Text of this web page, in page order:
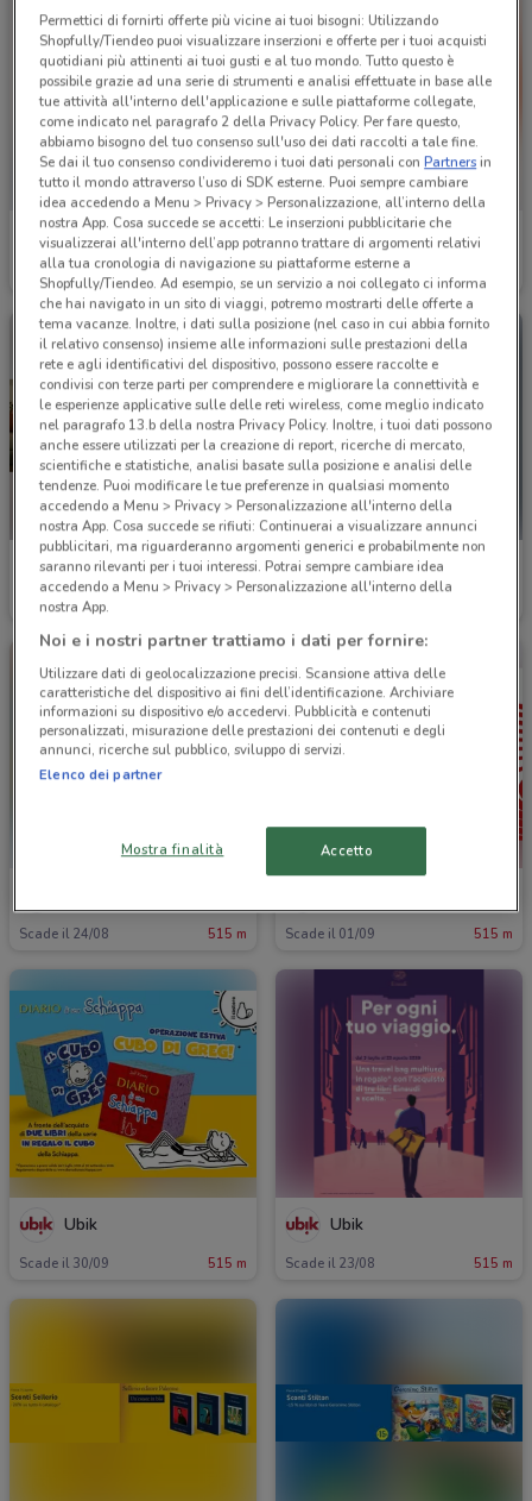
Giunti al Punto
Scade domenica 229 m
Giunti al Punto
Scade domenica
Fastweb
Scade il 27/08
Ubik
Scade il 24/08 515 m Scade il 01/09 515 m
Ubik
Scade il 30/09 515 m
Ubik
Scade il 23/08 515 m
Permettici di fornirti offerte più vicine ai tuoi bisogni: Utilizzando
Shopfully/Tiendeo puoi visualizzare inserzioni e offerte per i tuoi acquisti
quotidiani più attinenti ai tuoi gusti e al tuo mondo. Tutto questo è
possibile grazie ad una serie di strumenti e analisi effettuate in base alle
tue attività all'interno dell'applicazione e sulle piattaforme collegate,
come indicato nel paragrafo 2 della Privacy Policy. Per fare questo,
abbiamo bisogno del tuo consenso sull'uso dei dati raccolti a tale fine.
Se dai il tuo consenso condivideremo i tuoi dati personali conPartnersin
tutto il mondo attraverso l’uso di SDK esterne. Puoi sempre cambiare
idea accedendo a Menu > Privacy > Personalizzazione, all’interno della
nostra App. Cosa succede se accetti: Le inserzioni pubblicitarie che
visualizzerai all'interno dell’app potranno trattare di argomenti relativi
alla tua cronologia di navigazione su piattaforme esterne a
Shopfully/Tiendeo. Ad esempio, se un servizio a noi collegato ci informa
che hai navigato in un sito di viaggi, potremo mostrarti delle offerte a
tema vacanze. Inoltre, i dati sulla posizione (nel caso in cui abbia fornito
il relativo consenso) insieme alle informazioni sulle prestazioni della
rete e agli identificativi del dispositivo, possono essere raccolte e
condivisi con terze parti per comprendere e migliorare la connettività e
le esperienze applicative sulle delle reti wireless, come meglio indicato
nel paragrafo 13.b della nostra Privacy Policy. Inoltre, i tuoi dati possono
anche essere utilizzati per la creazione di report, ricerche di mercato,
scientifiche e statistiche, analisi basate sulla posizione e analisi delle
tendenze. Puoi modificare le tue preferenze in qualsiasi momento
accedendo a Menu > Privacy > Personalizzazione all'interno della
nostra App. Cosa succede se rifiuti: Continuerai a visualizzare annunci
pubblicitari, ma riguarderanno argomenti generici e probabilmente non
saranno rilevanti per i tuoi interessi. Potrai sempre cambiare idea
accedendo a Menu > Privacy > Personalizzazione all'interno della
nostra App.
Noi e i nostri partner trattiamo i dati per fornire:
Utilizzare dati di geolocalizzazione precisi. Scansione attiva delle
caratteristiche del dispositivo ai fini dell’identificazione. Archiviare
informazioni su dispositivo e/o accedervi. Pubblicità e contenuti
personalizzati, misurazione delle prestazioni dei contenuti e degli
annunci, ricerche sul pubblico, sviluppo di servizi.
Elenco dei partner
Mostra finalità Accetto